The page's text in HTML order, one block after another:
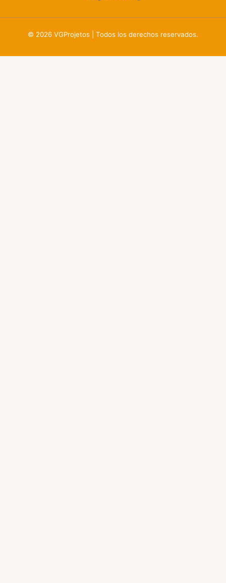
© 2026 VGProjetos | Todos los derechos reservados.